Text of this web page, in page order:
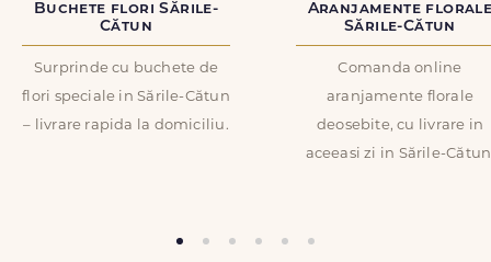
Buchete flori Sările-
Cătun
Surprinde cu buchete de
flori speciale in Sările-Cătun
– livrare rapida la domiciliu.
Aranjamente
Sările-Cătun
Comanda online
aranjamente florale
deosebite, cu livrare in
aceeasi zi in Sările-